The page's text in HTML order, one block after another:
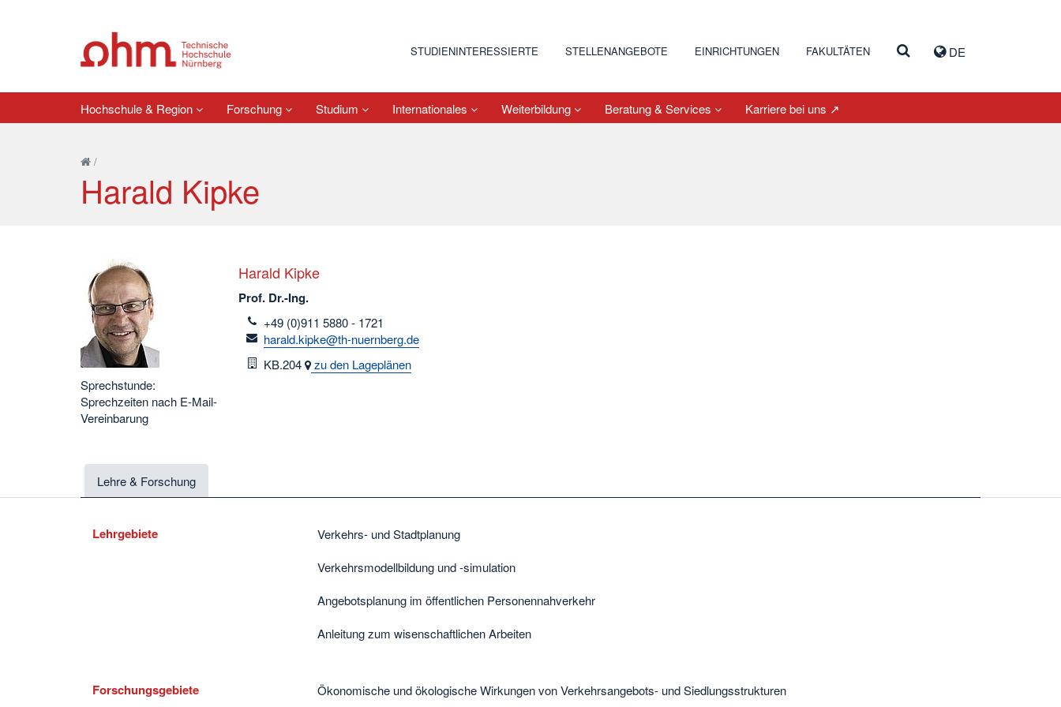
DE
STUDIENINTERESSIERTE STELLENANGEBOTE EINRICHTUNGEN FAKULTÄTEN
Hochschule & Region Forschung Studium Internationales Weiterbildung Beratung & Services Karriere bei uns ↗
/
Harald Kipke
Sprechstunde:
Sprechzeiten nach E-Mail-
Vereinbarung
Harald Kipke
Prof. Dr.-Ing.
telefon
+49 (0)911 5880 - 1721
email
harald.kipke@th-nuernberg.de
Raum
KB.204 zu den Lageplänen
Lehre & Forschung
Lehrgebiete
Verkehrs- und Stadtplanung
Verkehrsmodellbildung und -simulation
Angebotsplanung im öffentlichen Personennahverkehr
Anleitung zum wisenschaftlichen Arbeiten
Forschungsgebiete Ökonomische und ökologische Wirkungen von Verkehrsangebots- und Siedlungsstrukturen